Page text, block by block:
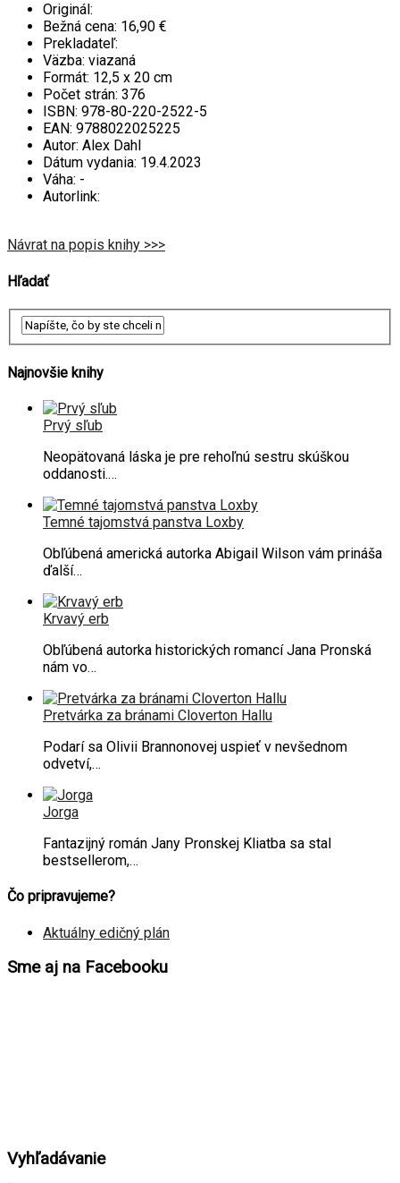
Originál:
Bežná cena: 16,90 €
Prekladateľ:
Väzba: viazaná
Formát: 12,5 x 20 cm
Počet strán: 376
ISBN: 978-80-220-2522-5
EAN: 9788022025225
Autor: Alex Dahl
Dátum vydania: 19.4.2023
Váha: -
Autorlink:
Návrat na popis knihy >>>
Hľadať
Najnovšie knihy
Prvý sľub
Neopätovaná láska je pre rehoľnú sestru skúškou
oddanosti.…
Temné tajomstvá panstva Loxby
Obľúbená americká autorka Abigail Wilson vám prináša
ďalší…
Krvavý erb
Obľúbená autorka historických romancí Jana Pronská
nám vo…
Pretvárka za bránami Cloverton Hallu
Podarí sa Olivii Brannonovej uspieť v nevšednom
odvetví,…
Jorga
Fantazijný román Jany Pronskej Kliatba sa stal
bestsellerom,…
Čo pripravujeme?
Aktuálny edičný plán
Sme aj na Facebooku
Vyhľadávanie